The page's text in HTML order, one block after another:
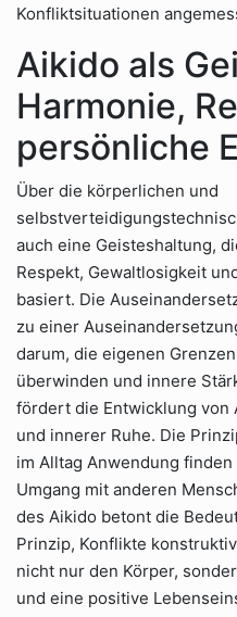
Konfliktsituationen
Aikido als
Harmonie,
persönliche
Über die körperlichen und
auch eine Geisteshaltung,
Respekt, Gewaltlosigkeit
basiert. Die
zu einer
darum, die eigenen
überwinden und innere
fördert die Entwicklung von
und innerer Ruhe. Die
im Alltag Anwendung
Umgang mit anderen
des Aikido betont die
Prinzip, Konflikte
nicht nur den Körper,
und eine positive